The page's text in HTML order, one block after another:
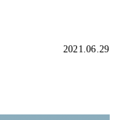
2021.06.29